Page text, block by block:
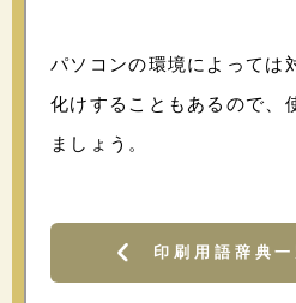
パソコンの環境によっては
化けすることもあるので、
ましょう。
印刷用語辞典